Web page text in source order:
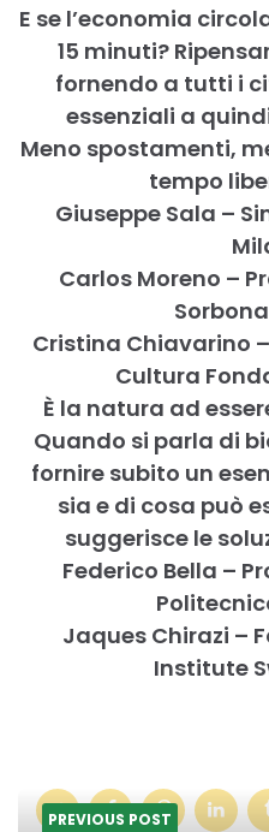
E se l’economia
15 minuti?
fornendo a tutti i
essenziali a
Meno spostamenti,
tempo
Giuseppe Sala –
Carlos Moreno –
Cristina Chiavarino
Cultura
È la natura ad
Quando si parla di
fornire subito un
sia e di cosa può
suggerisce le
Federico Bella –
Jaques Chirazi –
Institute
PREVIOUS POST